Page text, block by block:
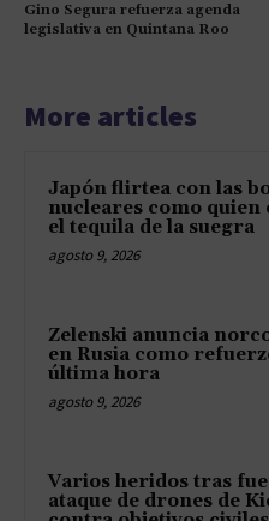
Gino Segura refuerza agenda
legislativa en Quintana Roo
More articles
Japón flirtea con las
nucleares como quien
el tequila de la suegra
agosto 9, 2026
Zelenski anuncia
en Rusia como
última hora
agosto 9, 2026
Varios heridos tras
ataque de drones de